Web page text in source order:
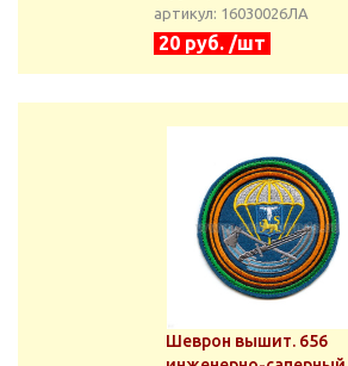
артикул: 16030026ЛА
20 руб. /шт
Шеврон вышит. 656